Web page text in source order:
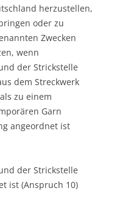
herzustellen,
oder zu
Zwecken
wenn
der Strickstelle
dem Streckwerk
zu einem
Garn
angeordnet ist
der Strickstelle
ist (Anspruch 10)